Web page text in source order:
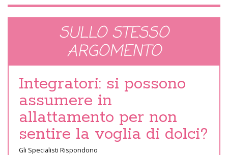
SULLO STESSO
ARGOMENTO
Integratori: si possono
assumere in
allattamento per non
sentire la voglia di dolci?
Gli Specialisti Rispondono